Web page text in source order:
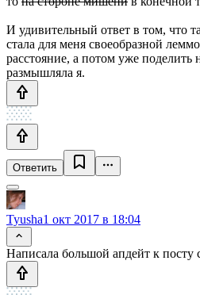
И удивительный ответ в том, что
стала для меня своеобразной
расстояние, а потом уже
размышляла я.
Ответить
Tyusha1 окт 2017 в 18:04
Написала большой апдейт к посту